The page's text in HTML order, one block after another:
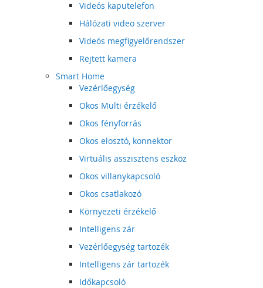
Videós kaputelefon
Hálózati video szerver
Videós megfigyelőrendszer
Rejtett kamera
Smart Home
Vezérlőegység
Okos Multi érzékelő
Okos fényforrás
Okos elosztó, konnektor
Virtuális asszisztens eszköz
Okos villanykapcsoló
Okos csatlakozó
Környezeti érzékelő
Intelligens zár
Vezérlőegység tartozék
Intelligens zár tartozék
Időkapcsoló